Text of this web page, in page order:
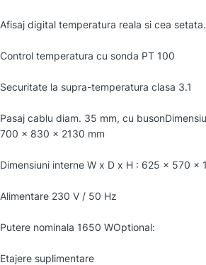
Afisaj digital temperatura reala si cea setata.
Control temperatura cu sonda PT 100
Securitate la supra-temperatura clasa 3.1
Pasaj cablu diam. 35 mm, cu
700 x 830 x 2130 mm
Dimensiuni interne W x D x H : 625 x 570 x
Alimentare 230 V / 50 Hz
Putere nominala 1650 WOptional:
Etajere suplimentare